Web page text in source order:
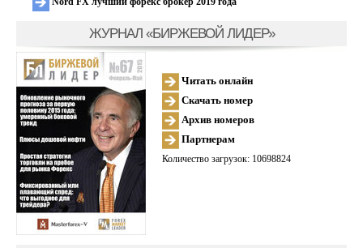
ЖУРНАЛ «БИРЖЕВОЙ ЛИДЕР»
Читать онлайн
Скачать номер
Архив номеров
Партнерам
Количество загрузок: 10698824